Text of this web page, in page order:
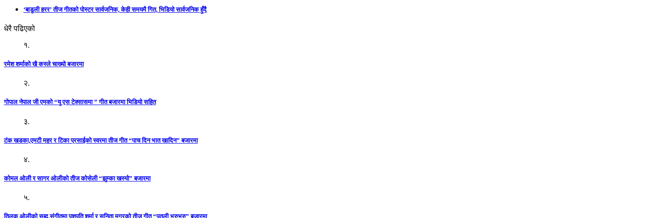
‘बाडुली हरर’ तीज गीतको पोस्टर सार्वजनिक, केही समयमै गित, भिडियो सार्वजनिक हुँदै
धेरै पढिएको
१.
रमेश शर्माको खै कस्ले चाख्यो बजारमा
२.
गोपाल नेपाल जी एमको “यु एस टेक्सासमा ” गीत बजारमा भिडियो सहित
३.
टंक खडका,एमटी महर र टिका प्रसाईको स्वरमा तीज गीत “पाच दिन भात खादिन” बजारमा
४.
कोमल ओली र सागर ओलीको तीज कोसेली “झुम्का खस्यो” बजारमा
५.
तिलक ओलीको सब्द,संगीतमा पशुपति शर्मा र सुनिता मगरको तीज गीत “पुतली भुरुभुरु” बजारमा